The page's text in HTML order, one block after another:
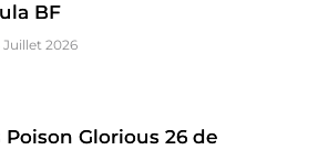
BF
Juillet 2026
Poison Glorious 26 de